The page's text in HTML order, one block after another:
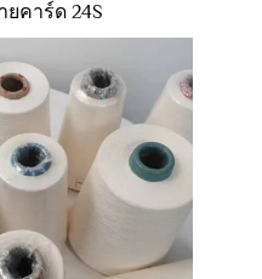
ยคาร์ด 24S